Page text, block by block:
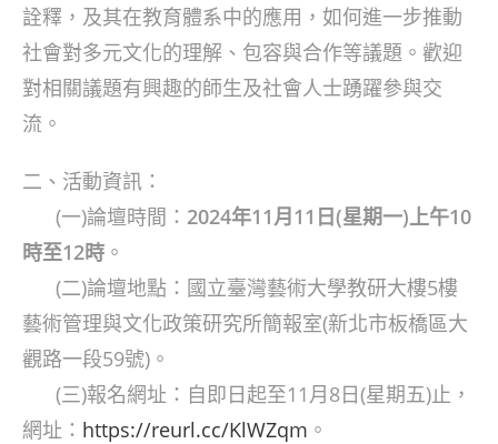
詮釋，及其在教育體系中的應用，如何進一步推動
社會對多元文化的理解、包容與合作等議題。歡迎
對相關議題有興趣的師生及社會人士踴躍參與交
流。
二、活動資訊：
(一)論壇時間： 2024年11月11日(星期一)上午10
時至12時 。
(二)論壇地點：國立臺灣藝術大學教研大樓5樓
藝術管理與文化政策研究所簡報室(新北市板橋區大
觀路一段59號)。
(三)報名網址：自即日起至11月8日(星期五)止，
網址： https://reurl.cc/KlWZqm 。